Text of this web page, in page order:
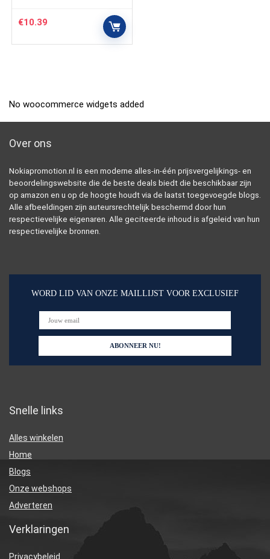
€10.39
No woocommerce widgets added
Over ons
Nokiapromotion.nl is een moderne alles-in-één prijsvergelijkings- en
beoordelingswebsite die de beste deals biedt die beschikbaar zijn
op amazon en u op de hoogte houdt via de laatst toegevoegde blogs.
Alle afbeeldingen zijn auteursrechtelijk beschermd door hun
respectievelijke eigenaren. Alle geciteerde inhoud is afgeleid van hun
respectievelijke bronnen.
WORD LID VAN ONZE MAILLIJST VOOR EXCLUSIEF
Snelle links
Alles winkelen
Home
Blogs
Onze webshops
Adverteren
Verklaringen
Privacybeleid